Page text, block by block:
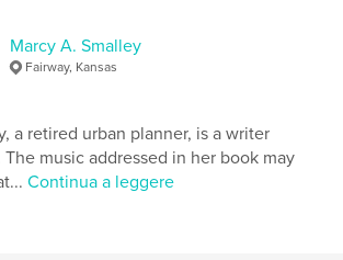
9798331113971
lug 22, 2024
Marcy A. Smalley
Fairway, Kansas
a retired urban planner, is a writer
The music addressed in her book may
Continua a leggere